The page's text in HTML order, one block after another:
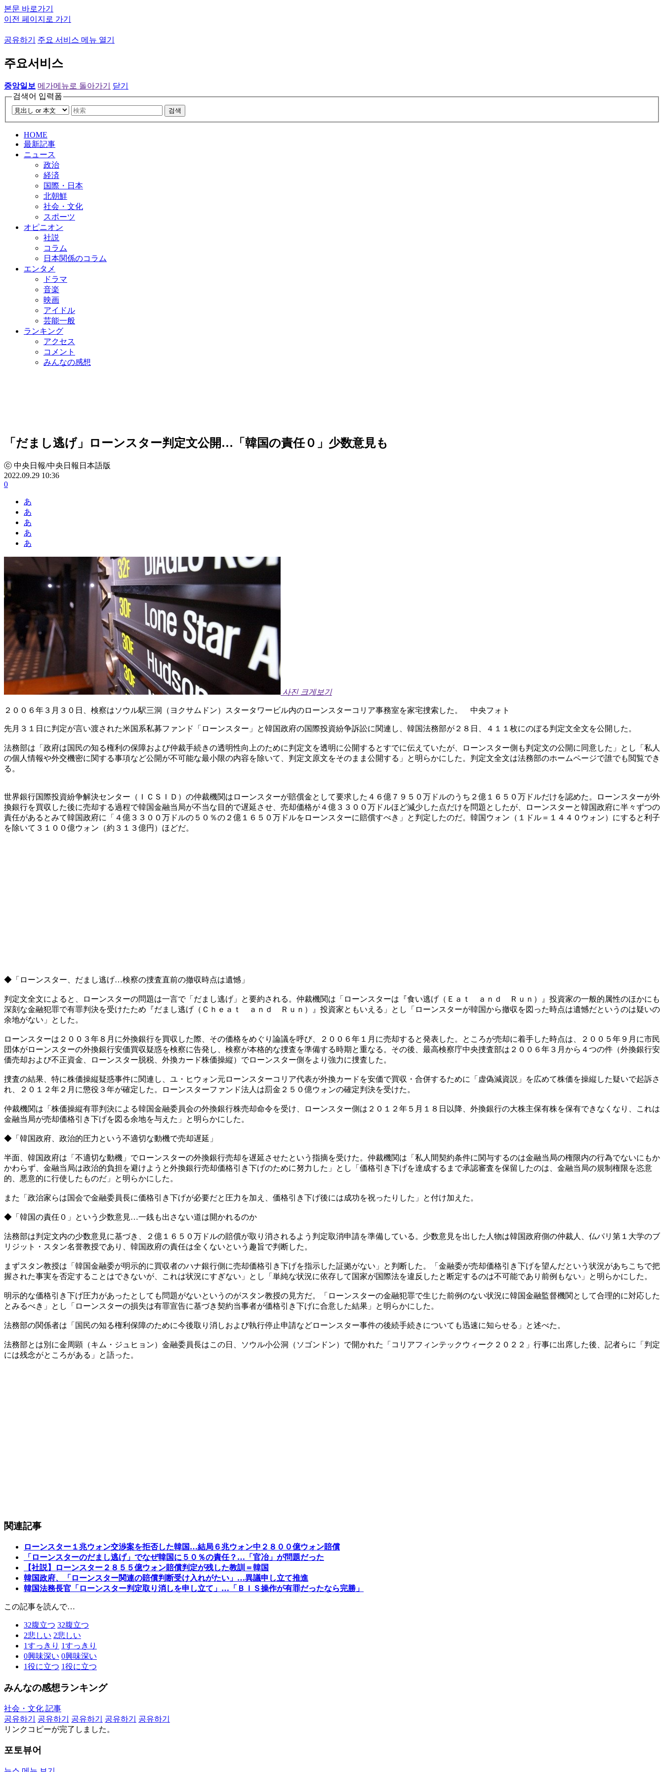
본문 바로가기
이전 페이지로 가기
공유하기 주요 서비스 메뉴 열기
주요서비스
중앙일보 메가메뉴로 돌아가기
닫기
검색어 입력폼
검색
HOME
最新記事
ニュース
政治
経済
国際・日本
北朝鮮
社会・文化
スポーツ
オピニオン
社説
コラム
日本関係のコラム
エンタメ
ドラマ
音楽
映画
アイドル
芸能一般
ランキング
アクセス
コメント
みんなの感想
「だまし逃げ」ローンスター判定文公開…「韓国の責任０」少数意見も
ⓒ 中央日報/中央日報日本語版
2022.09.29 10:36
0
あ
あ
あ
あ
あ
사진 크게보기
２００６年３月３０日、検察はソウル駅三洞（ヨクサムドン）スタータワービル内のローンスターコリア事務室を家宅捜索した。 中央フォト
先月３１日に判定が言い渡された米国系私募ファンド「ローンスター」と韓国政府の国際投資紛争訴訟に関連し、韓国法務部が２８日、４１１枚にのぼる判定文全文を公開した。
法務部は「政府は国民の知る権利の保障および仲裁手続きの透明性向上のために判定文を透明に公開するとすでに伝えていたが、ローンスター側も判定文の公開に同意した」とし「私人
の個人情報や外交機密に関する事項など公開が不可能な最小限の内容を除いて、判定文原文をそのまま公開する」と明らかにした。判定文全文は法務部のホームページで誰でも閲覧でき
る。
世界銀行国際投資紛争解決センター（ＩＣＳＩＤ）の仲裁機関はローンスターが賠償金として要求した４６億７９５０万ドルのうち２億１６５０万ドルだけを認めた。ローンスターが外
換銀行を買収した後に売却する過程で韓国金融当局が不当な目的で遅延させ、売却価格が４億３３００万ドルほど減少した点だけを問題としたが、ローンスターと韓国政府に半々ずつの
責任があるとみて韓国政府に「４億３３００万ドルの５０％の２億１６５０万ドルをローンスターに賠償すべき」と判定したのだ。韓国ウォン（１ドル＝１４４０ウォン）にすると利子
を除いて３１００億ウォン（約３１３億円）ほどだ。
◆「ローンスター、だまし逃げ…検察の捜査直前の撤収時点は遺憾」
判定文全文によると、ローンスターの問題は一言で「だまし逃げ」と要約される。仲裁機関は「ローンスターは『食い逃げ（Ｅａｔ ａｎｄ Ｒｕｎ）』投資家の一般的属性のほかにも
深刻な金融犯罪で有罪判決を受けたため『だまし逃げ（Ｃｈｅａｔ ａｎｄ Ｒｕｎ）』投資家ともいえる」とし「ローンスターが韓国から撤収を図った時点は遺憾だというのは疑いの
余地がない」とした。
ローンスターは２００３年８月に外換銀行を買収した際、その価格をめぐり論議を呼び、２００６年１月に売却すると発表した。ところが売却に着手した時点は、２００５年９月に市民
団体がローンスターの外換銀行安価買収疑惑を検察に告発し、検察が本格的な捜査を準備する時期と重なる。その後、最高検察庁中央捜査部は２００６年３月から４つの件（外換銀行安
価売却および不正資金、ローンスター脱税、外換カード株価操縦）でローンスター側をより強力に捜査した。
捜査の結果、特に株価操縦疑惑事件に関連し、ユ・ヒウォン元ローンスターコリア代表が外換カードを安価で買収・合併するために「虚偽減資説」を広めて株価を操縦した疑いで起訴さ
れ、２０１２年２月に懲役３年が確定した。ローンスターファンド法人は罰金２５０億ウォンの確定判決を受けた。
仲裁機関は「株価操縦有罪判決による韓国金融委員会の外換銀行株売却命令を受け、ローンスター側は２０１２年５月１８日以降、外換銀行の大株主保有株を保有できなくなり、これは
金融当局が売却価格引き下げを図る余地を与えた」と明らかにした。
◆「韓国政府、政治的圧力という不適切な動機で売却遅延」
半面、韓国政府は「不適切な動機」でローンスターの外換銀行売却を遅延させたという指摘を受けた。仲裁機関は「私人間契約条件に関与するのは金融当局の権限内の行為でないにもか
かわらず、金融当局は政治的負担を避けようと外換銀行売却価格引き下げのために努力した」とし「価格引き下げを達成するまで承認審査を保留したのは、金融当局の規制権限を恣意
的、悪意的に行使したものだ」と明らかにした。
また「政治家らは国会で金融委員長に価格引き下げが必要だと圧力を加え、価格引き下げ後には成功を祝ったりした」と付け加えた。
◆「韓国の責任０」という少数意見…一銭も出さない道は開かれるのか
法務部は判定文内の少数意見に基づき、２億１６５０万ドルの賠償が取り消されるよう判定取消申請を準備している。少数意見を出した人物は韓国政府側の仲裁人、仏パリ第１大学のブ
リジット・スタン名誉教授であり、韓国政府の責任は全くないという趣旨で判断した。
まずスタン教授は「韓国金融委が明示的に買収者のハナ銀行側に売却価格引き下げを指示した証拠がない」と判断した。「金融委が売却価格引き下げを望んだという状況があちこちで把
握された事実を否定することはできないが、これは状況にすぎない」とし「単純な状況に依存して国家が国際法を違反したと断定するのは不可能であり前例もない」と明らかにした。
明示的な価格引き下げ圧力があったとしても問題がないというのがスタン教授の見方だ。「ローンスターの金融犯罪で生じた前例のない状況に韓国金融監督機関として合理的に対応した
とみるべき」とし「ローンスターの損失は有罪宣告に基づき契約当事者が価格引き下げに合意した結果」と明らかにした。
法務部の関係者は「国民の知る権利保障のために今後取り消しおよび執行停止申請などローンスター事件の後続手続きについても迅速に知らせる」と述べた。
法務部とは別に金周顕（キム・ジュヒョン）金融委員長はこの日、ソウル小公洞（ソゴンドン）で開かれた「コリアフィンテックウィーク２０２２」行事に出席した後、記者らに「判定
には残念がところがある」と語った。
関連記事
ローンスター１兆ウォン交渉案を拒否した韓国…結局６兆ウォン中２８００億ウォン賠償
「ローンスターのだまし逃げ」でなぜ韓国に５０％の責任？…「官冶」が問題だった
【社説】ローンスター２８５５億ウォン賠償判定が残した教訓＝韓国
韓国政府、「ローンスター関連の賠償判断受け入れがたい」…異議申し立て推進
韓国法務長官「ローンスター判定取り消しを申し立て」…「ＢＩＳ操作が有罪だったなら完勝」
この記事を読んで…
32腹立つ 32腹立つ
2悲しい 2悲しい
1すっきり 1すっきり
0興味深い 0興味深い
1役に立つ 1役に立つ
みんなの感想ランキング
社会・文化 記事
공유하기
공유하기 공유하기 공유하기
공유하기
リンクコピーが完了しました。
포토뷰어